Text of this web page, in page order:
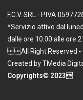
F.C.V. SRL - P.IVA
*Servizio attivo dal
dalle ore 10.00 alle ore
All Right Reserved
Created by TMedia
Copyrights© 2023